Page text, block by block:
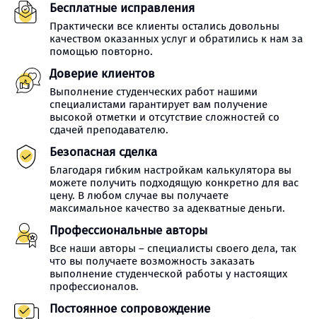
Бесплатные исправления
Практически все клиенты остались довольны
качеством оказанных услуг и обратились к нам за
помощью повторно.
Доверие клиентов
Выполнение студенческих работ нашими
специалистами гарантирует вам получение
высокой отметки и отсутствие сложностей со
сдачей преподавателю.
Безопасная сделка
Благодаря гибким настройкам калькулятора вы
можете получить подходящую конкретно для вас
цену. В любом случае вы получаете
максимальное качество за адекватные деньги.
Профессиональные авторы
Все наши авторы – специалисты своего дела, так
что вы получаете возможность заказать
выполнение студенческой работы у настоящих
профессионалов.
Постоянное сопровождение